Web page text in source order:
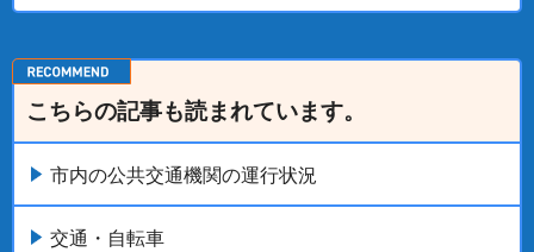
こちらの記事も読まれています。
市内の公共交通機関の運行状況
交通・自転車